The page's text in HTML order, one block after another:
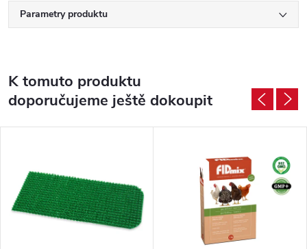
Parametry produktu
K tomuto produktu
doporučujeme ještě dokoupit